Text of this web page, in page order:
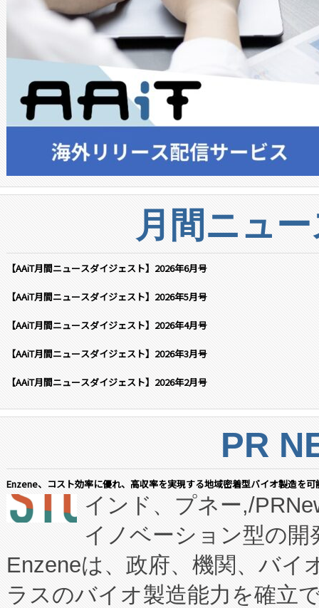
月間ニュ
【AAiT月間ニュースダイジェスト】2026年6月号
【AAiT月間ニュースダイジェスト】2026年5月号
【AAiT月間ニュースダイジェスト】2026年4月号
【AAiT月間ニュースダイジェスト】2026年3月号
【AAiT月間ニュースダイジェスト】2026年2月号
PR
Enzene、コスト効率に優れ、高収率を実現する地域密着型バイオ製造を
インド、プネー,/
イノベーション型の
Enzeneは、政府、機関、バイ
ラスのバイオ製造能力を確立